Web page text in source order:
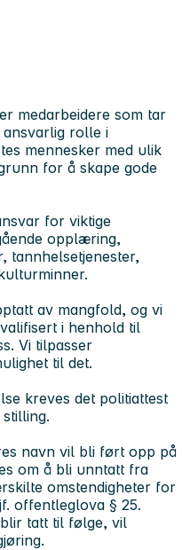
medarbeidere som tar
rolle i
mennesker med ulik
for å skape gode
for viktige
opplæring,
tannhelsetjenester,
av mangfold, og vi
i henhold til
Vi tilpasser
til det.
kreves det politiattest
navn vil bli ført opp på
om å bli unntatt fra
omstendigheter for
offentleglova § 25.
tatt til følge, vil